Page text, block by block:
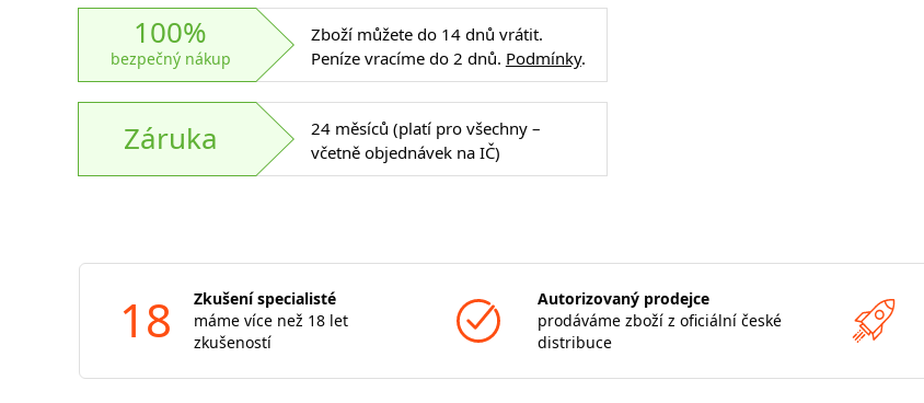
100%
bezpečný nákup
Zboží můžete do 14 dnů vrátit.
Peníze vracíme do 2 dnů. Podmínky.
Záruka
24 měsíců (platí pro všechny –
včetně objednávek na IČ)
18
Zkušení specialisté
máme více než 18 let
zkušeností
Autorizovaný prodejce
prodáváme zboží z oficiální české
distribuce